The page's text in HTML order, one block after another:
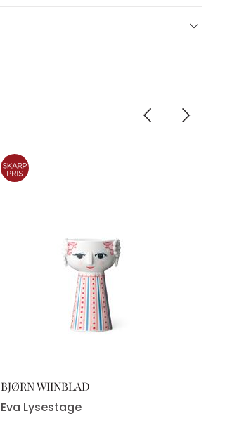
BJØRN WIINBLAD
Eva Lysestage